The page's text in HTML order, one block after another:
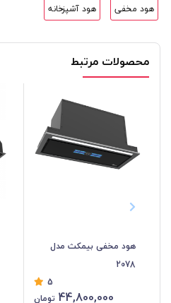
هود مخفی هود آشپزخانه
محصولات مرتبط
هود مخفی بیمکث مدل
2078
5
44,800,000 تومان